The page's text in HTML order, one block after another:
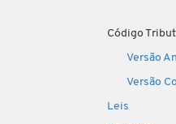
Código
Versão
Versão
Leis